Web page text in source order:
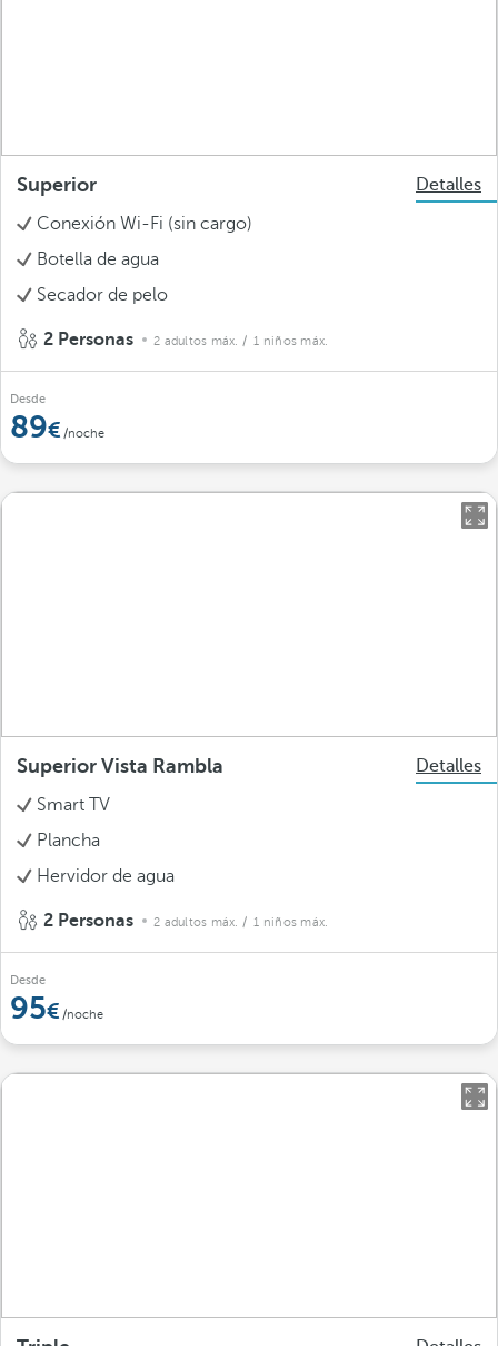
Superior
Detalles
Conexión Wi-Fi (sin cargo)
Botella de agua
Secador de pelo
2 Personas 2 adultos máx. / 1 niños máx.
Desde
89 /noche
Superior Vista Rambla
Detalles
Smart TV
Plancha
Hervidor de agua
2 Personas 2 adultos máx. / 1 niños máx.
Desde
95 /noche